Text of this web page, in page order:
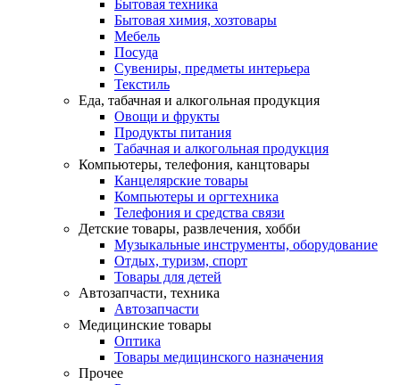
Бытовая техника
Бытовая химия, хозтовары
Мебель
Посуда
Сувениры, предметы интерьера
Текстиль
Еда, табачная и алкогольная продукция
Овощи и фрукты
Продукты питания
Табачная и алкогольная продукция
Компьютеры, телефония, канцтовары
Канцелярские товары
Компьютеры и оргтехника
Телефония и средства связи
Детские товары, развлечения, хобби
Музыкальные инструменты, оборудование
Отдых, туризм, спорт
Товары для детей
Автозапчасти, техника
Автозапчасти
Медицинские товары
Оптика
Товары медицинского назначения
Прочее